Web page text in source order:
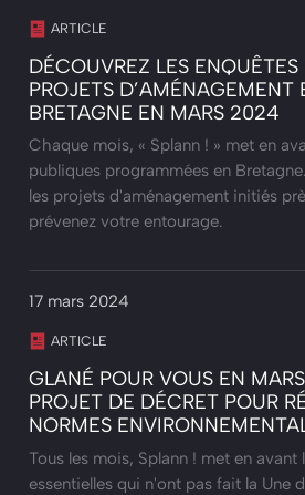
ARTICLE
DÉCOUVREZ LES
PROJETS D’AMÉNAGEMENT
BRETAGNE EN MARS 2024
Chaque mois, « Splann ! » met en
publiques programmées en
les projets d'aménagement initiés
prévenez votre entourage.
17 mars 2024
ARTICLE
GLANÉ POUR VOUS EN
PROJET DE DÉCRET POUR
NORMES
Tous les mois, Splann ! met en
essentielles qui n'ont pas fait la Une